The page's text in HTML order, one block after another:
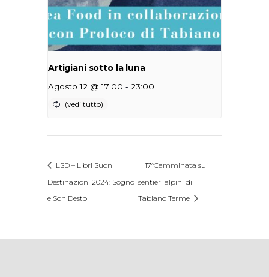
Artigiani sotto la luna
Agosto 12 @ 17:00 - 23:00
LSD – Libri Suoni
Destinazioni 2024: Sogno
e Son Desto
17°Camminata sui
sentieri alpini di
Tabiano Terme